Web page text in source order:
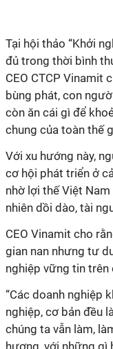
Tại hội thảo “Khởi
đủ trong thời bình
CEO CTCP Vinamit
bùng phát, con
còn ăn cái gì để
chung của toàn thế
Với xu hướng này,
cơ hội phát triển ở
nhờ lợi thế Việt
nhiên dồi dào, tài
CEO Vinamit cho
gian nan nhưng tư
nghiệp vững tin
“Các doanh nghiệp
nghiệp, cơ bản đều
chúng ta vẫn làm,
hương, với những gì